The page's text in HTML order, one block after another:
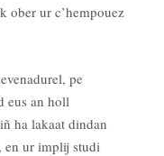
ober ur c’hempouez
pe
eus an holl
ha lakaat dindan
en ur implij studi